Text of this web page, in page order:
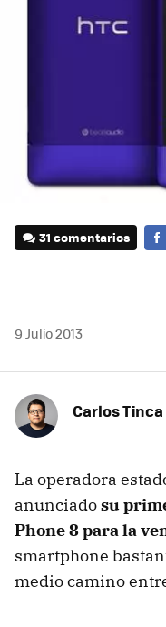
31 comentarios
9 Julio 2013
Carlos Tinca
La operadora
anunciadosu
Phone 8 para la
smartphone
medio camino